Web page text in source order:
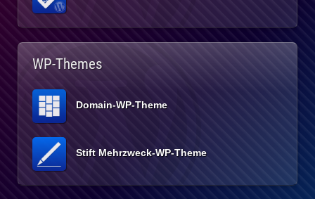
WP-Themes
Domain-WP-Theme
Stift Mehrzweck-WP-Theme